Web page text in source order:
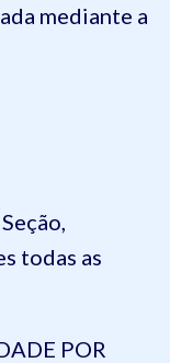
mediante a
todas as
POR